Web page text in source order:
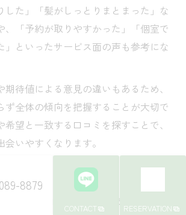
した」「髪がしっとりまとまった」な
、「予約が取りやすかった」「個室で
」といったサービス面の声も参考にな
待値による意見の違いもあるため、
ず全体の傾向を把握することが大切で
望と一致する口コミを探すことで、
いやすくなります。
比較チェック方法
の施術内容や効果を比較する際は、
8879
CONTACT RESERVATION